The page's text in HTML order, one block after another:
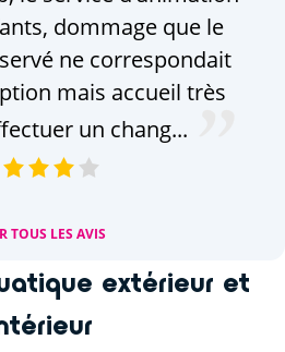
dommage que le
ne correspondait
mais accueil très
un chang...
TOUS LES AVIS
extérieur et